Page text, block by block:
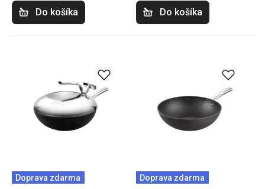
Do košíka Do košíka
Doprava zdarma Doprava zdarma